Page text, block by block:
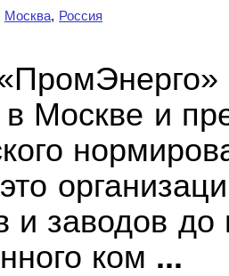
Москва, Россия
Москве и
и заводов
ком ...